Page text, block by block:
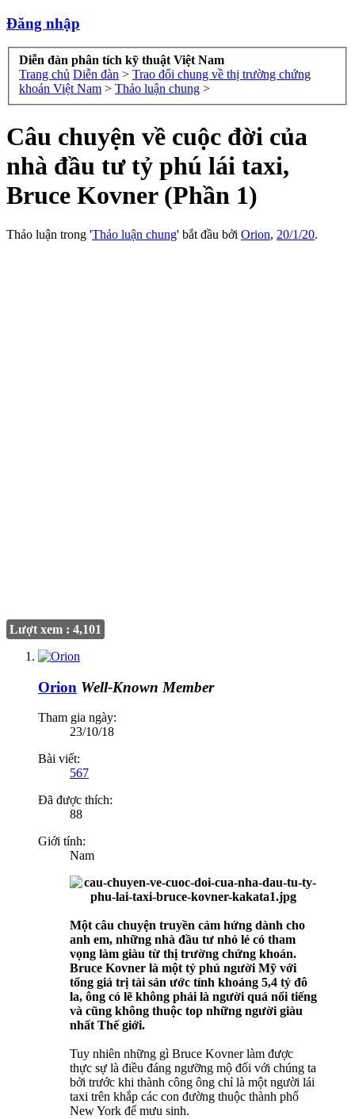
Đăng nhập
Diễn đàn phân tích kỹ thuật Việt Nam
Trang chủ Diễn đàn > Trao đổi chung về thị trường chứng
khoán Việt Nam > Thảo luận chung >
Câu chuyện về cuộc đời của
nhà đầu tư tỷ phú lái taxi,
Bruce Kovner (Phần 1)
Thảo luận trong 'Thảo luận chung' bắt đầu bởi Orion, 20/1/20.
Lượt xem : 4,101
Orion Well-Known Member
Tham gia ngày:
23/10/18
Bài viết:
567
Đã được thích:
88
Giới tính:
Nam
Một câu chuyện truyền cảm hứng dành cho
anh em, những nhà đầu tư nhỏ lẻ có tham
vọng làm giàu từ thị trường chứng khoán.
Bruce Kovner là một tỷ phú người Mỹ với
tổng giá trị tài sản ước tính khoảng 5,4 tỷ đô
la, ông có lẽ không phải là người quá nổi tiếng
và cũng không thuộc top những người giàu
nhất Thế giới.
Tuy nhiên những gì Bruce Kovner làm được
thực sự là điều đáng ngưỡng mộ đối với chúng ta
bởi trước khi thành công ông chỉ là một người lái
taxi trên khắp các con đường thuộc thành phố
New York để mưu sinh.